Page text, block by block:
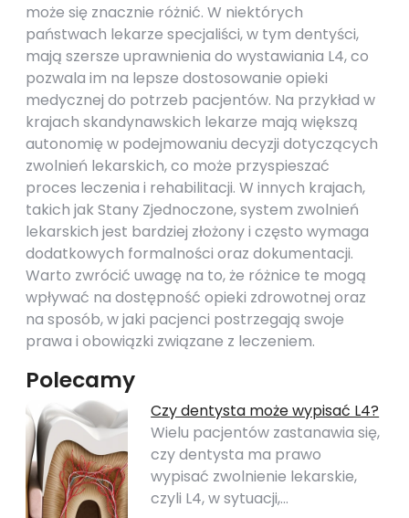
może się znacznie różnić. W niektórych
państwach lekarze specjaliści, w tym dentyści,
mają szersze uprawnienia do wystawiania L4, co
pozwala im na lepsze dostosowanie opieki
medycznej do potrzeb pacjentów. Na przykład w
krajach skandynawskich lekarze mają większą
autonomię w podejmowaniu decyzji dotyczących
zwolnień lekarskich, co może przyspieszać
proces leczenia i rehabilitacji. W innych krajach,
takich jak Stany Zjednoczone, system zwolnień
lekarskich jest bardziej złożony i często wymaga
dodatkowych formalności oraz dokumentacji.
Warto zwrócić uwagę na to, że różnice te mogą
wpływać na dostępność opieki zdrowotnej oraz
na sposób, w jaki pacjenci postrzegają swoje
prawa i obowiązki związane z leczeniem.
Polecamy
Czy dentysta może wypisać L4?
Wielu pacjentów zastanawia się,
czy dentysta ma prawo
wypisać zwolnienie lekarskie,
czyli L4, w sytuacji,…